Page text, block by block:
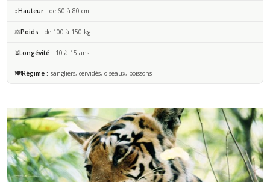
↕️Hauteur de 60 à 80 cm
⚖️Poids de 100 à 150 kg
⏳Longévité 10 à 15 ans
🍽️Régime sangliers, cervidés, oiseaux, poissons